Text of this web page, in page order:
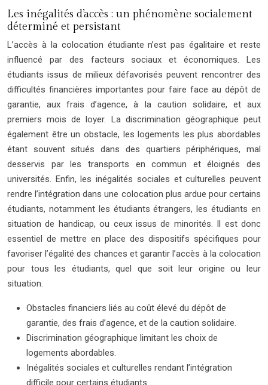
Les inégalités d’accès : un phénomène socialement
déterminé et persistant
L’accès à la colocation étudiante n’est pas égalitaire et reste
influencé par des facteurs sociaux et économiques. Les
étudiants issus de milieux défavorisés peuvent rencontrer des
difficultés financières importantes pour faire face au dépôt de
garantie, aux frais d’agence, à la caution solidaire, et aux
premiers mois de loyer. La discrimination géographique peut
également être un obstacle, les logements les plus abordables
étant souvent situés dans des quartiers périphériques, mal
desservis par les transports en commun et éloignés des
universités. Enfin, les inégalités sociales et culturelles peuvent
rendre l’intégration dans une colocation plus ardue pour certains
étudiants, notamment les étudiants étrangers, les étudiants en
situation de handicap, ou ceux issus de minorités. Il est donc
essentiel de mettre en place des dispositifs spécifiques pour
favoriser l’égalité des chances et garantir l’accès à la colocation
pour tous les étudiants, quel que soit leur origine ou leur
situation.
Obstacles financiers liés au coût élevé du dépôt de
garantie, des frais d’agence, et de la caution solidaire.
Discrimination géographique limitant les choix de
logements abordables.
Inégalités sociales et culturelles rendant l’intégration
difficile pour certains étudiants.